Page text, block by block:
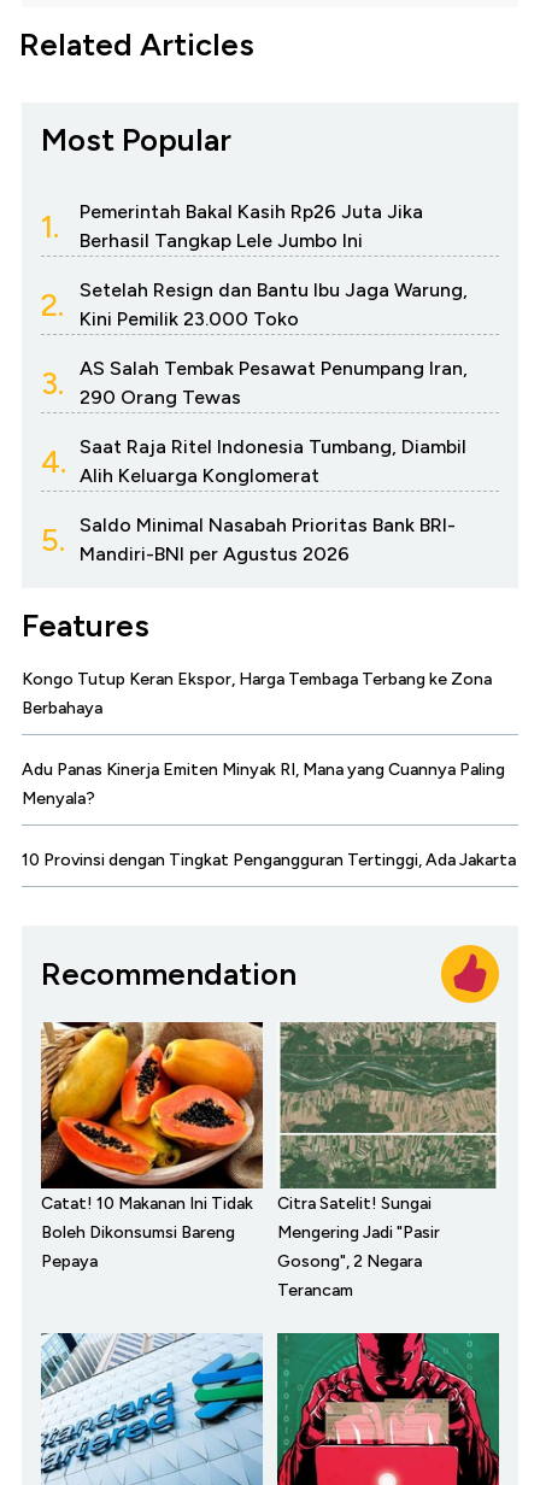
Related Articles
Most Popular
1.
Pemerintah Bakal Kasih Rp26 Juta Jika
Berhasil Tangkap Lele Jumbo Ini
2.
Setelah Resign dan Bantu Ibu Jaga Warung,
Kini Pemilik 23.000 Toko
3.
AS Salah Tembak Pesawat Penumpang Iran,
290 Orang Tewas
4.
Saat Raja Ritel Indonesia Tumbang, Diambil
Alih Keluarga Konglomerat
5.
Saldo Minimal Nasabah Prioritas Bank BRI-
Mandiri-BNI per Agustus 2026
Features
Kongo Tutup Keran Ekspor, Harga Tembaga Terbang ke Zona
Berbahaya
Adu Panas Kinerja Emiten Minyak RI, Mana yang Cuannya Paling
Menyala?
10 Provinsi dengan Tingkat Pengangguran Tertinggi, Ada Jakarta
Recommendation
Catat! 10 Makanan Ini Tidak
Boleh Dikonsumsi Bareng
Pepaya
Citra Satelit! Sungai
Mengering Jadi "Pasir
Gosong", 2 Negara
Terancam